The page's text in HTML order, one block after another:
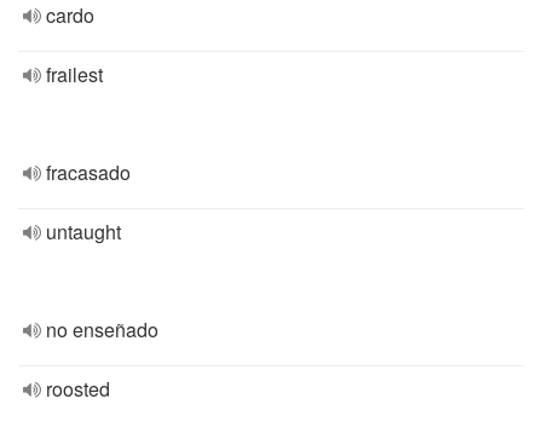
cardo
frailest
fracasado
untaught
no enseñado
roosted